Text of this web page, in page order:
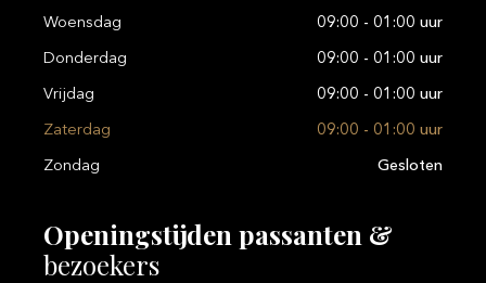
Woensdag 09:00 - 01:00 uur
Donderdag 09:00 - 01:00 uur
Vrijdag 09:00 - 01:00 uur
Zaterdag 09:00 - 01:00 uur
Zondag Gesloten
Openingstijden passanten &
bezoekers